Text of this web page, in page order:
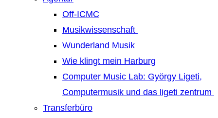
Off-ICMC
Musikwissenschaft
Wunderland Musik
Wie klingt mein Harburg
Computer Music Lab: György Ligeti,
Computermusik und das ligeti zentrum
Transferbüro